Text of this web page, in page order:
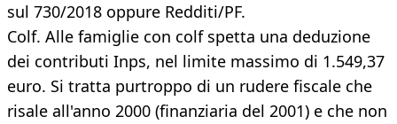
sul 730/2018 oppure Redditi/PF.
Colf. Alle famiglie con colf spetta una deduzione
dei contributi Inps, nel limite massimo di 1.549,37
euro. Si tratta purtroppo di un rudere fiscale che
risale all'anno 2000 (finanziaria del 2001) e che non